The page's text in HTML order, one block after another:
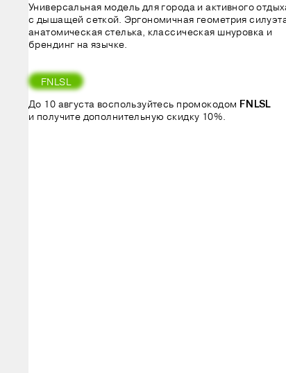
Универсальная модель для города и активного
c дышащей сеткой. Эргономичная геометрия
анатомическая стелька, классическая шнуровка и
брендинг на язычке.
FNLSL
До 10 августа воспользуйтесь промокодом FNLSL
и получите дополнительную скидку 10%.